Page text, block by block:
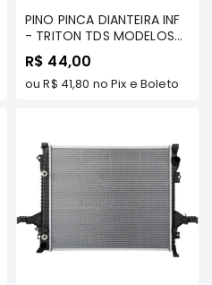
PINO PINCA DIANTEIRA INF
- TRITON TDS MODELOS
2007 A 2017/ DAKAR TDS
MODELOS - MILTPARTS -
4605A052 MT
R$ 44,00
ouR$ 41,80 no Pix e Boleto